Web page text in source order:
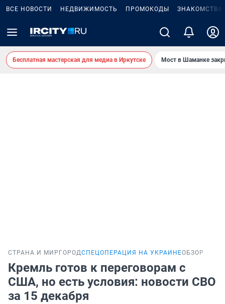
ВСЕ НОВОСТИ НЕДВИЖИМОСТЬ ПРОМОКОДЫ ЗНАКОМСТВА
Бесплатная мастерская для медиа в Иркутске Мост в Шаманке
СТРАНА И МИР ГОРОДСПЕЦОПЕРАЦИЯ НА УКРАИНЕОБЗОР
Кремль готов к переговорам с
США, но есть условия: новости СВО
за 15 декабря